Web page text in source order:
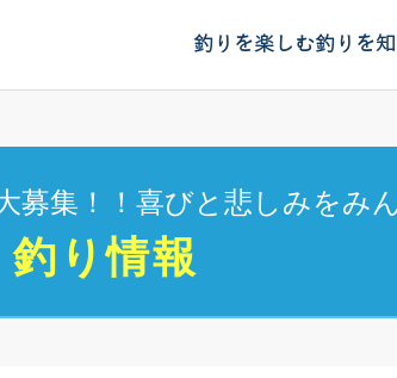
釣りを楽しむ釣りを
集！！喜びと悲しみをみ
釣り情報